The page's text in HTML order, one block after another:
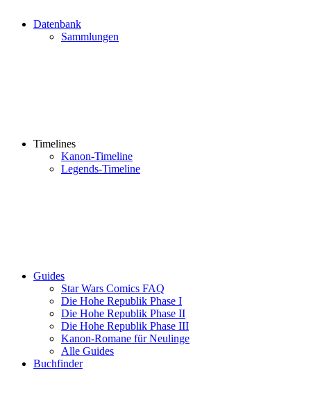
Datenbank
Sammlungen
Timelines
Kanon-Timeline
Legends-Timeline
Guides
Star Wars Comics FAQ
Die Hohe Republik Phase I
Die Hohe Republik Phase II
Die Hohe Republik Phase III
Kanon-Romane für Neulinge
Alle Guides
Buchfinder